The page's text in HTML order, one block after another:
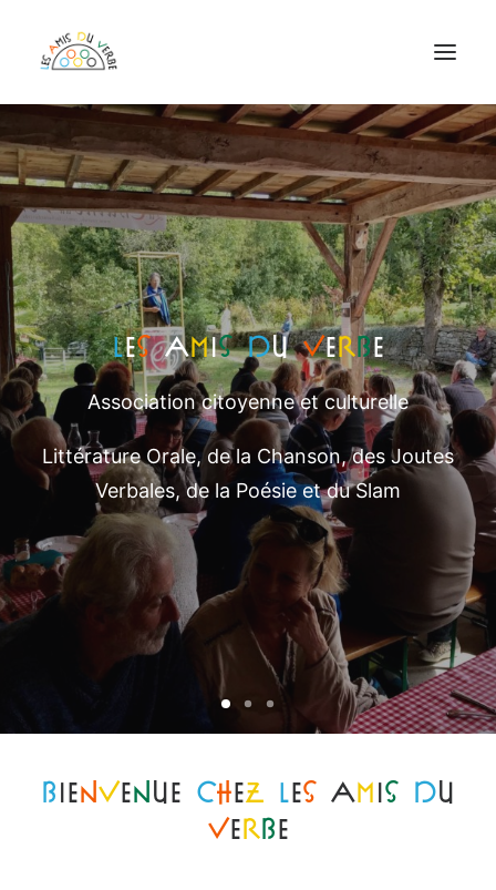
ASSOCIATION
FESTIVAL DU VERBE
PROGRAMMATION EPICENTRE
RÉSERVATIONS
ADHÉRER EN LIGNE
Lesamis duverbe
Association citoyenne et culturelle
Littérature Orale, de la Chanson, des Joutes
Verbales, de la Poésie et du Slam
Bienvenue chez les amis du
verbe